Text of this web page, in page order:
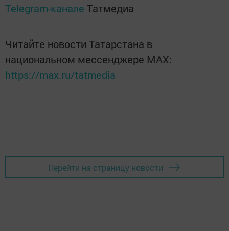
Telegram-канале Татмедиа
Читайте новости Татарстана в
национальном мессенджере MАХ:
https://max.ru/tatmedia
Перейти на страницу новости